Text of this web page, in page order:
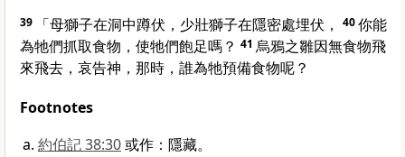
39 「母獅子在洞中蹲伏，少壯獅子在隱密處埋伏， 40你能
為牠們抓取食物，使牠們飽足嗎？ 41 烏鴉之雛因無食物飛
來飛去，哀告神，那時，誰為牠預備食物呢？
Footnotes
約伯記 38:30或作：隱藏。